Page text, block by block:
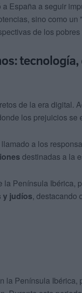
España a seguir
sino como
de los
de la era digital.
los prejuicios
a los
destinadas a la
la Península Ibérica,
y judíos, destacando
la Península